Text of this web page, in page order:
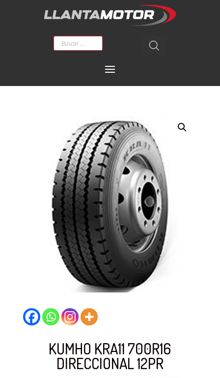
Búsqueda
productos
KUMHO KRA11 700R16
DIRECCIONAL 12PR